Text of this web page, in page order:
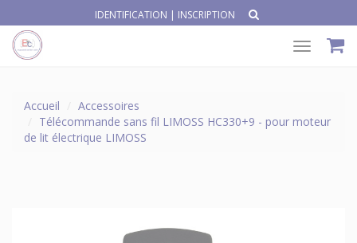
IDENTIFICATION | INSCRIPTION
Toggle
Accueil
Accessoires
Télécommande sans fil LIMOSS HC330+9 - pour moteur
de lit électrique LIMOSS